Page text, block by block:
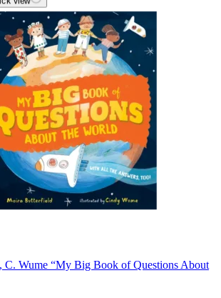
C. Wume “My Big Book of Questions About